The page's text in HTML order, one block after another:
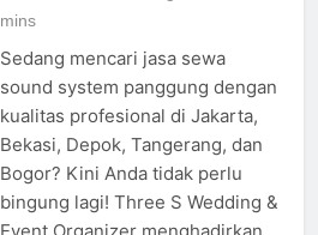
threes
Sedang mencari jasa sewa
sound system panggung dengan
kualitas profesional di Jakarta,
Bekasi, Depok, Tangerang, dan
Bogor? Kini Anda tidak perlu
bingung lagi! Three S Wedding &